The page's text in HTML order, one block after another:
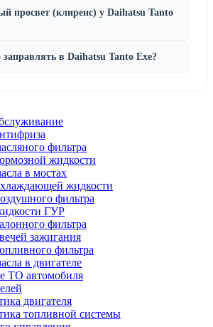
просвет (клиренс) у Daihatsu Tanto
в Daihatsu Tanto Exe?
фильтра
жидкости
в мостах
жидкости
фильтра
ГУР
фильтра
зажигания
фильтра
в двигателе
ТО автомобиля
двигателя
топливной системы